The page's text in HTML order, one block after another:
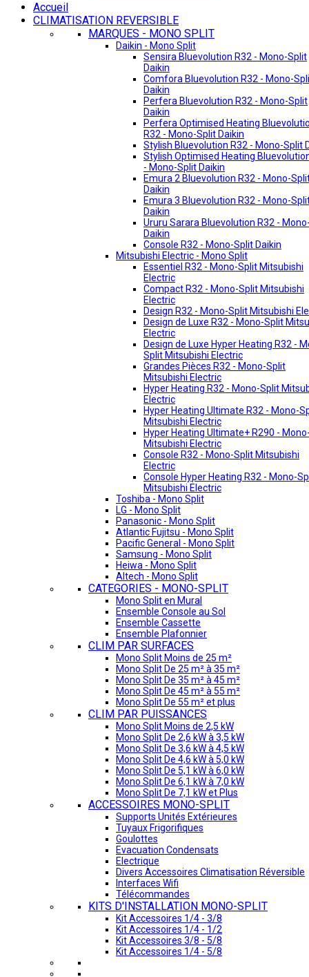
Accueil
CLIMATISATION REVERSIBLE
MARQUES - MONO SPLIT
Daikin - Mono Split
Sensira Bluevolution R32 - Mono-Split
Daikin
Comfora Bluevolution R32 - Mono-
Daikin
Perfera Bluevolution R32 - Mono-Split
Daikin
Perfera Optimised Heating
R32 - Mono-Split Daikin
Stylish Bluevolution R32 - Mono-Split
Stylish Optimised Heating
- Mono-Split Daikin
Emura 2 Bluevolution R32 - Mono-
Daikin
Emura 3 Bluevolution R32 - Mono-
Daikin
Ururu Sarara Bluevolution R32 -
Daikin
Console R32 - Mono-Split Daikin
Mitsubishi Electric - Mono Split
Essentiel R32 - Mono-Split Mitsubishi
Electric
Compact R32 - Mono-Split Mitsubishi
Electric
Design R32 - Mono-Split Mitsubishi
Design de Luxe R32 - Mono-Split
Electric
Design de Luxe Hyper Heating R32 -
Split Mitsubishi Electric
Grandes Pièces R32 - Mono-Split
Mitsubishi Electric
Hyper Heating R32 - Mono-Split
Electric
Hyper Heating Ultimate R32 - Mono-
Mitsubishi Electric
Hyper Heating Ultimate+ R290 -
Mitsubishi Electric
Console R32 - Mono-Split Mitsubishi
Electric
Console Hyper Heating R32 - Mono-
Mitsubishi Electric
Toshiba - Mono Split
LG - Mono Split
Panasonic - Mono Split
Atlantic Fujitsu - Mono Split
Pacific General - Mono Split
Samsung - Mono Split
Heiwa - Mono Split
Altech - Mono Split
CATEGORIES - MONO-SPLIT
Mono Split en Mural
Ensemble Console au Sol
Ensemble Cassette
Ensemble Plafonnier
CLIM PAR SURFACES
Mono Split Moins de 25 m²
Mono Split De 25 m² à 35 m²
Mono Split De 35 m² à 45 m²
Mono Split De 45 m² à 55 m²
Mono Split De 55 m² et plus
CLIM PAR PUISSANCES
Mono Split Moins de 2,5 kW
Mono Split De 2,6 kW à 3,5 kW
Mono Split De 3,6 kW à 4,5 kW
Mono Split De 4,6 kW à 5,0 kW
Mono Split De 5,1 kW à 6,0 kW
Mono Split De 6,1 kW à 7,0 kW
Mono Split De 7,1 kW et Plus
ACCESSOIRES MONO-SPLIT
Supports Unités Extérieures
Tuyaux Frigorifiques
Goulottes
Evacuation Condensats
Electrique
Divers Accessoires Climatisation Réversible
Interfaces Wifi
Télécommandes
KITS D'INSTALLATION MONO-SPLIT
Kit Accessoires 1/4 - 3/8
Kit Accessoires 1/4 - 1/2
Kit Accessoires 3/8 - 5/8
Kit Accessoires 1/4 - 5/8